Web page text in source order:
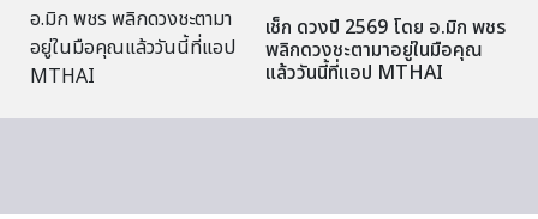
เช็ก ดวงปี 2569 โดย อ.มิก พชร
พลิกดวงชะตามาอยู่ในมือคุณ
แล้ววันนี้ที่แอป MTHAI